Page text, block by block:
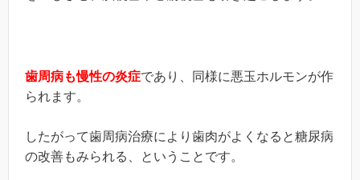
歯周病も慢性の炎症であり、同様に悪玉ホルモンが作
られます。
したがって歯周病治療により歯肉がよくなると糖尿病
の改善もみられる、ということです。